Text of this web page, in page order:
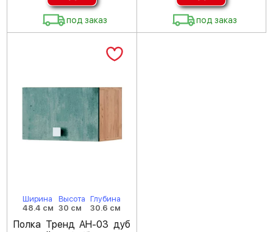
под заказ под заказ
Ширина
48.4 см
Высота
30 см
Глубина
30.6 см
Полка Тренд АН-03 дуб